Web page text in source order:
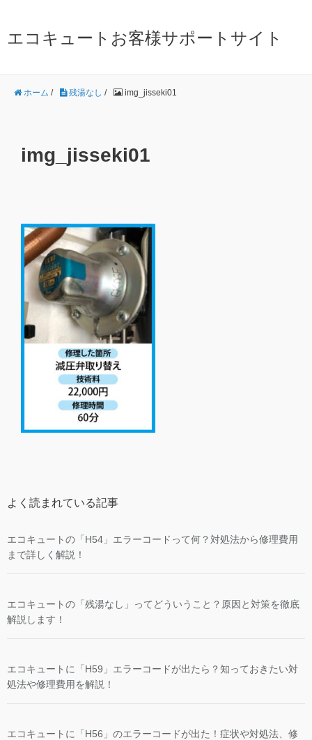
エコキュートお客様サポートサイト
ホーム / 残湯なし / img_jisseki01
img_jisseki01
よく読まれている記事
エコキュートの「H54」エラーコードって何？対処法から修理費用
まで詳しく解説！
エコキュートの「残湯なし」ってどういうこと？原因と対策を徹底
解説します！
エコキュートに「H59」エラーコードが出たら？知っておきたい対
処法や修理費用を解説！
エコキュートに「H56」のエラーコードが出た！症状や対処法、修